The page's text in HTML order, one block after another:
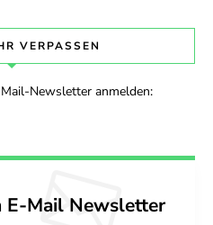
VERPASSEN
Newsletter anmelden:
E-Mail Newsletter